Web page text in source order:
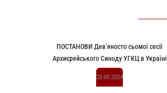
ПОСТАНОВИ Дев’яносто сьомої сесії
Архиєрейського Синоду УГКЦ в Україні
23.05.2024